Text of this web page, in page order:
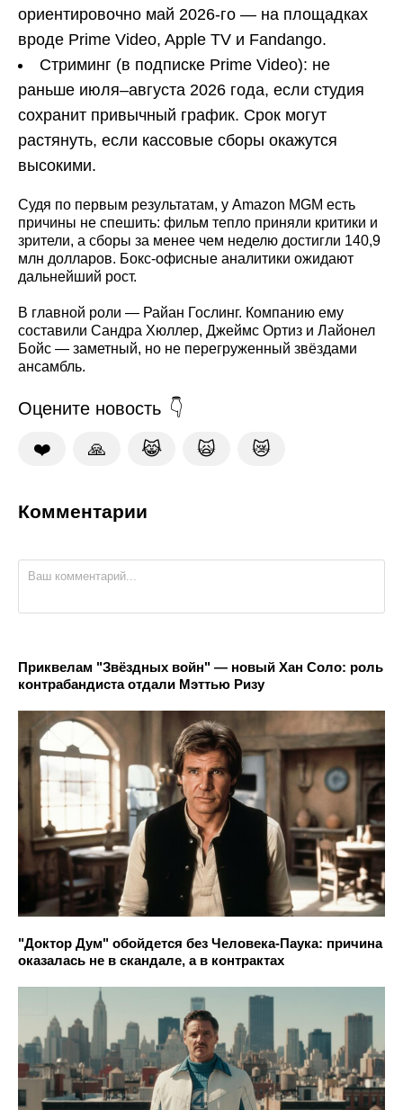
ориентировочно май 2026-го — на площадках
вроде Prime Video, Apple TV и Fandango.
Стриминг (в подписке Prime Video): не
раньше июля–августа 2026 года, если студия
сохранит привычный график. Срок могут
растянуть, если кассовые сборы окажутся
высокими.
Судя по первым результатам, у Amazon MGM есть
причины не спешить: фильм тепло приняли критики и
зрители, а сборы за менее чем неделю достигли 140,9
млн долларов. Бокс-офисные аналитики ожидают
дальнейший рост.
В главной роли — Райан Гослинг. Компанию ему
составили Сандра Хюллер, Джеймс Ортиз и Лайонел
Бойс — заметный, но не перегруженный звёздами
ансамбль.
Оцените новость
❤️ 🙏 😹 🙀 😿
Комментарии
Приквелам "Звёздных войн" — новый Хан Соло: роль
контрабандиста отдали Мэттью Ризу
"Доктор Дум" обойдется без Человека-Паука: причина
оказалась не в скандале, а в контрактах